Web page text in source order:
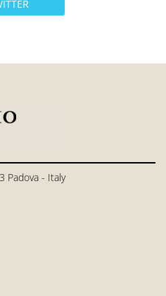
Padova - Italy